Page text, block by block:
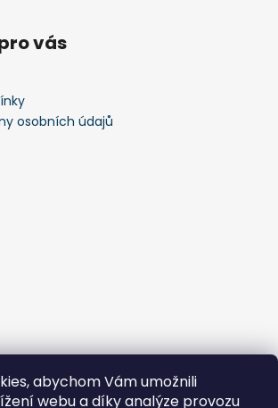
abychom Vám umožnili
webu a díky analýze provozu
vás
osobních údajů